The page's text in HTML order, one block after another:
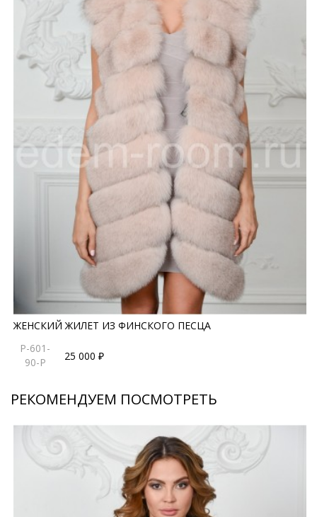
ЖЕНСКИЙ ЖИЛЕТ ИЗ ФИНСКОГО ПЕСЦА
P-601-
90-P
25 000 ₽
РЕКОМЕНДУЕМ ПОСМОТРЕТЬ